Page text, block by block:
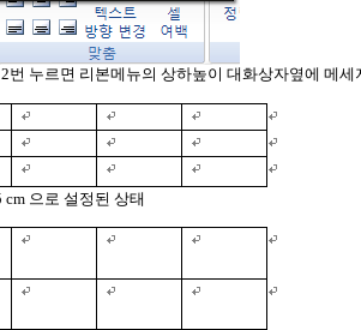
번 누르면 리본메뉴의 상하높이 대화상자옆에 메
으로 설정된 상태